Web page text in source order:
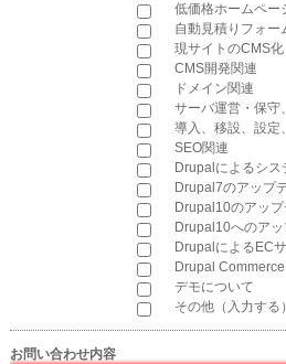
低価格ホームペー
自動見積りフォー
現サイトのCMS化
CMS開発関連
ドメイン関連
サーバ運営・保守
導入、移設、設定
SEO関連
Drupalによるシス
Drupal7のアップ
Drupal10のアップ
Drupal10へのア
DrupalによるEC
Drupal
デモについて
その他（入力する）
お問い合わせ内容